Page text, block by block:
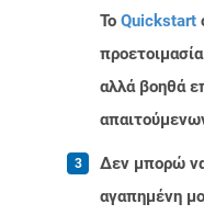
Το Quickstart
αλλά βοηθά
Δεν μπορώ
αγαπημένη